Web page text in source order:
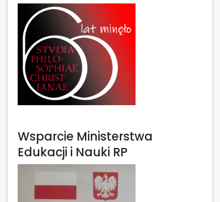
Wsparcie Ministerstwa
Edukacji i Nauki RP